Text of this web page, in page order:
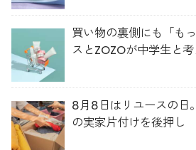
買い物の裏側にも「も
スとZOZOが中学生と
8月8日はリユースの日
の実家片付けを後押し